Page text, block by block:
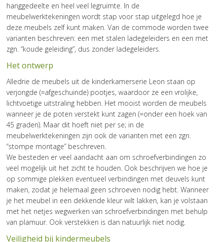
hanggedeelte en heel veel legruimte. In de
meubelwerktekeningen wordt stap voor stap uitgelegd hoe je
deze meubels zelf kunt maken. Van de commode worden twee
varianten beschreven: een met stalen ladegeleiders en een met
zgn. “koude geleiding”, dus zonder ladegeleiders.
Het ontwerp
Alledrie de meubels uit de kinderkamerserie Leon staan op
verjongde (=afgeschuinde) pootjes, waardoor ze een vrolijke,
lichtvoetige uitstraling hebben. Het mooist worden de meubels
wanneer je de poten verstekt kunt zagen (=onder een hoek van
45 graden). Maar dit hoeft niet per se; in de
meubelwerktekeningen zijn ook de varianten met een zgn.
“stompe montage” beschreven.
We besteden er veel aandacht aan om schroefverbindingen zo
veel mogelijk uit het zicht te houden. Ook beschrijven we hoe je
op sommige plekken eventueel verbindingen met deuvels kunt
maken, zodat je helemaal geen schroeven nodig hebt. Wanneer
je het meubel in een dekkende kleur wilt lakken, kan je volstaan
met het netjes wegwerken van schroefverbindingen met behulp
van plamuur. Ook verstekken is dan natuurlijk niet nodig.
Veiligheid bij kindermeubels